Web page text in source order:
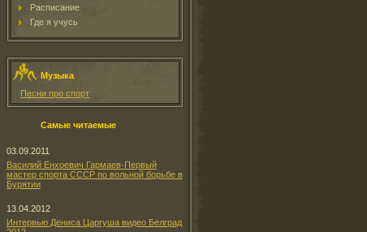
Расписание
Где я учусь
Музыка
Песни про спорт
Самые читаемые
03.09.2011
Василий Енхоевич Гармаев-Первый
мастер спорта СССР по вольной борьбе в
Бурятии
13.04.2012
Интервью Дениса Царгуша видео Белград